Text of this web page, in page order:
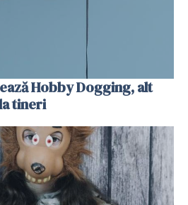
Hobby Dogging, alt
tineri